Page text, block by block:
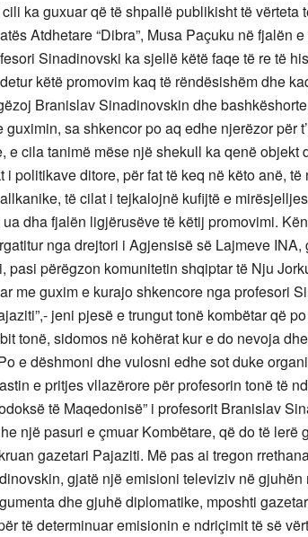
ka guxuar që të shpallë publikisht të vërteta
Atdhetare “Dibra”, Musa Paçuku në fjalën
Sinadinovski ka sjellë këtë faqe të re të
këtë promovim kaq të rëndësishëm dhe
Branislav Sinadinovskin dhe
guximin, sa shkencor po aq edhe njerëzor për
e cila tanimë mëse një shekull ka qenë objekt
i politikave ditore, për fat të keq në këto anë,
të cilat i tejkalojnë kufijtë e
dha fjalën ligjërusëve të këtij promovimi.
nga drejtori i Agjensisë së Lajmeve
pasi përëgzon komunitetin shqiptar të Nju
me guxim e kurajo shkencore nga profesori
jeni pjesë e trungut tonë kombëtar që
tonë, sidomos në kohërat kur e do nevoja
e dëshmoni dhe vulosni edhe sot duke
e pritjes vllazërore për profesorin tonë të
të Maqedonisë” i profesorit Branislav
një pasuri e çmuar Kombëtare, që do të
gazetari Pajaziti. Më pas ai tregon
gjatë një emisioni televiziv në
dhe gjuhë diplomatike, mposhti
të determinuar emisionin e ndriçimit të së